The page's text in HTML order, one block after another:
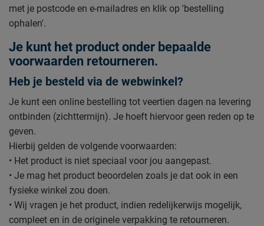
met je postcode en e-mailadres en klik op 'bestelling
ophalen'.
Je kunt het product onder bepaalde
voorwaarden retourneren.
Heb je besteld via de webwinkel?
Je kunt een online bestelling tot veertien dagen na levering
ontbinden (zichttermijn). Je hoeft hiervoor geen reden op te
geven.
Hierbij gelden de volgende voorwaarden:
• Het product is niet speciaal voor jou aangepast.
• Je mag het product beoordelen zoals je dat ook in een
fysieke winkel zou doen.
• Wij vragen je het product, indien redelijkerwijs mogelijk,
compleet en in de originele verpakking te retourneren.